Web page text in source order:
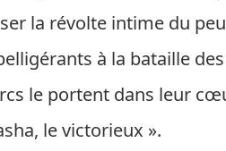
la révolte intime du
à la bataille
le portent dans leur
le victorieux ».